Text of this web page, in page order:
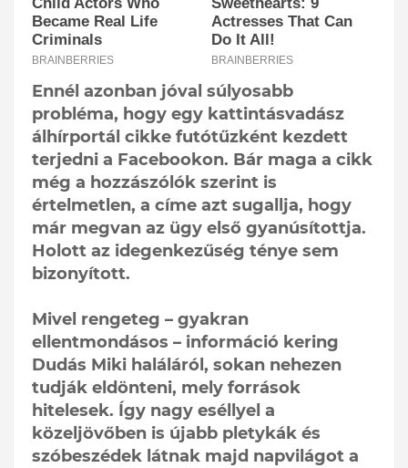
Ennél azonban jóval súlyosabb
probléma, hogy egy kattintásvadász
álhírportál cikke futótűzként kezdett
terjedni a Facebookon. Bár maga a cikk
még a hozzászólók szerint is
értelmetlen, a címe azt sugallja, hogy
már megvan az ügy első gyanúsítottja.
Holott az idegenkezűség ténye sem
bizonyított.
Mivel rengeteg – gyakran
ellentmondásos – információ kering
Dudás Miki haláláról, sokan nehezen
tudják eldönteni, mely források
hitelesek. Így nagy eséllyel a
közeljövőben is újabb pletykák és
szóbeszédek látnak majd napvilágot a